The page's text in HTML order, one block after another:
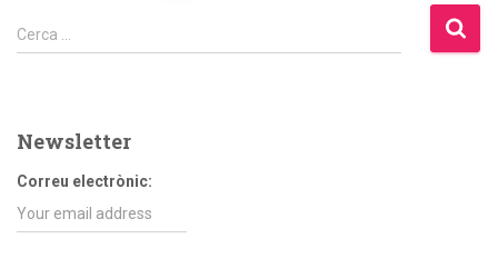
de
C
e
:
Cerca …
Newsletter
Correu electrònic: